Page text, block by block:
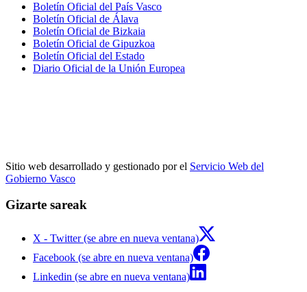
Boletín Oficial del País Vasco
Boletín Oficial de Álava
Boletín Oficial de Bizkaia
Boletín Oficial de Gipuzkoa
Boletín Oficial del Estado
Diario Oficial de la Unión Europea
Sitio web desarrollado y gestionado por el Servicio Web del
Gobierno Vasco
Gizarte sareak
X - Twitter (se abre en nueva ventana)
Facebook (se abre en nueva ventana)
Linkedin (se abre en nueva ventana)